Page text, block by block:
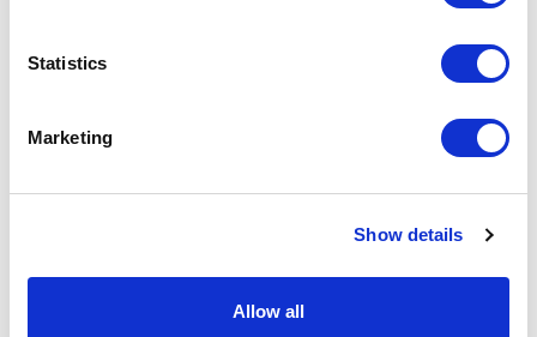
Statistics
Marketing
Show details
Allow all